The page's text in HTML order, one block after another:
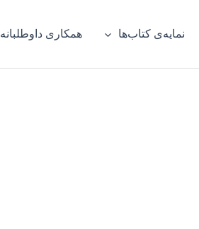
نمایه‌ی کتاب‌ها همکاری داوطلبانه